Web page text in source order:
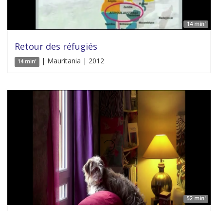
14 min'
Retour des réfugiés
14 min' | Mauritania | 2012
52 min'